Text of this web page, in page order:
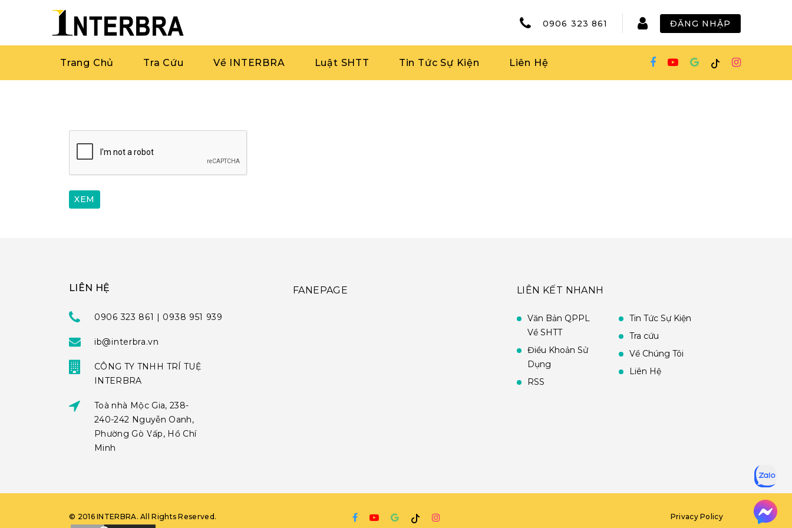
0906 323 861 ĐĂNG NHẬP
Trang Chủ Tra Cứu Về INTERBRA Luật SHTT Tin Tức Sự Kiện Liên Hệ
LIÊN HỆ
0906 323 861 | 0938 951 939
ib@interbra.vn
CÔNG TY TNHH TRÍ TUỆ
INTERBRA
Toà nhà Mộc Gia, 238-
240-242 Nguyễn Oanh,
Phường Gò Vấp, Hồ Chí
Minh
FANEPAGE LIÊN KẾT NHANH
Văn Bản QPPL
Về SHTT
Điều Khoản Sử
Dụng
RSS
Tin Tức Sự Kiện
Tra cứu
Về Chúng Tôi
Liên Hệ
© 2016 INTERBRA. All Rights Reserved. Privacy Policy